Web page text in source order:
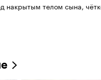
накрытым телом сына,